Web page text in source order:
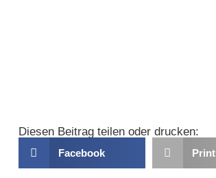
Diesen Beitrag teilen oder drucken:
Facebook Print